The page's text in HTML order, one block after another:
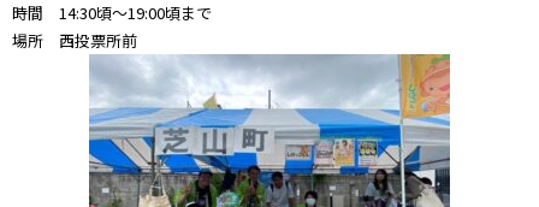
時間 14:30頃～19:00頃まで
場所 西投票所前